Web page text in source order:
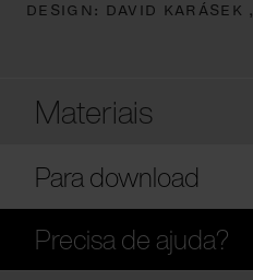
DESIGN: DAVID KARÁSEK ,
Materiais
Para download
Precisa de ajuda?